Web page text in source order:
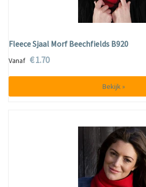
Fleece Sjaal Morf Beechfields B920
Vanaf € 1.70
Bekijk »